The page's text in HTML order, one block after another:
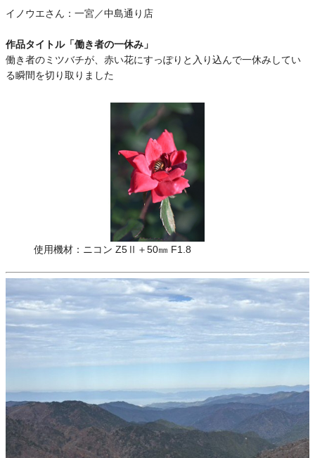
イノウエさん： 一宮／中島通り店
作品タイトル「働き者の一休み」
働き者のミツバチが、赤い花にすっぽりと入り込んで一休みしてい
る瞬間を切り取りました
使用機材：ニコン Z5Ⅱ＋50㎜ F1.8